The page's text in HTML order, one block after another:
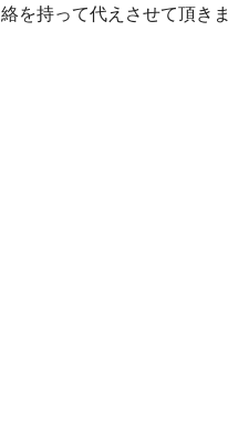
を持って代えさせて頂きま